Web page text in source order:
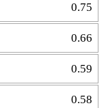
0.75
0.66
0.59
0.58